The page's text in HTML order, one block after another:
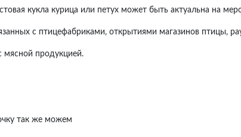
кукла курица или петух может быть актуальна на
с птицефабриками, открытиями магазинов птицы,
мясной продукцией.
так же можем